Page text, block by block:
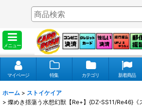
メニュー
マイページ 特集 カテゴリ 新着商品
ホーム > ストイケイア
> 燦めき揺蕩う水想幻獣【Re+】{DZ-SS11/Re46}《